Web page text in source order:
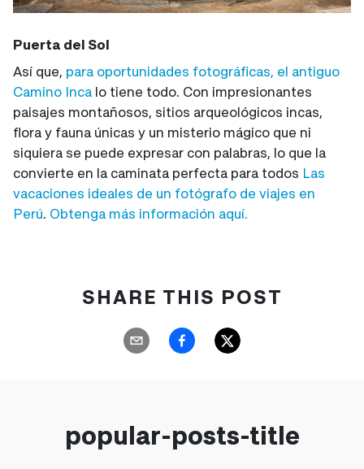
Puerta del Sol
Así que, para oportunidades fotográficas, el antiguo
Camino Inca lo tiene todo. Con impresionantes
paisajes montañosos, sitios arqueológicos incas,
flora y fauna únicas y un misterio mágico que ni
siquiera se puede expresar con palabras, lo que la
convierte en la caminata perfecta para todos Las
vacaciones ideales de un fotógrafo de viajes en
Perú. Obtenga más información aquí.
SHARE THIS POST
popular-posts-title